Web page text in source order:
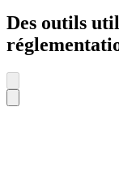
Des outils